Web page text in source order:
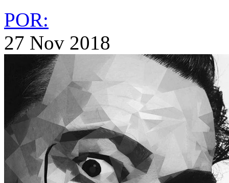
POR:
27 Nov 2018